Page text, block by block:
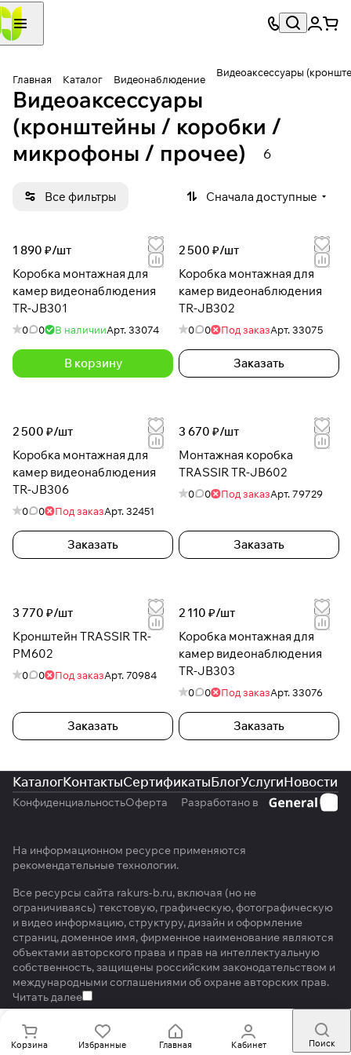
Главная Каталог Видеонаблюдение
Видеоаксессуары
Видеоаксессуары
(кронштейны / коробки /
микрофоны / прочее)
6
Все фильтры Сначала доступные
1 890 ₽/шт
Коробка монтажная для
камер видеонаблюдения
TR-JB301
0 0 В наличииАрт.33074
В корзину
2 500 ₽/шт
Коробка монтажная для
камер видеонаблюдения
TR-JB302
0 0 Под заказАрт.33075
Заказать
2 500 ₽/шт
Коробка монтажная для
камер видеонаблюдения
TR-JB306
0 0 Под заказАрт.32451
Заказать
3 670 ₽/шт
Монтажная коробка
TRASSIR TR-JB602
0 0 Под заказАрт.79729
Заказать
3 770 ₽/шт
Кронштейн TRASSIR TR-
PM602
0 0 Под заказАрт.70984
Заказать
2 110 ₽/шт
Коробка монтажная для
камер видеонаблюдения
TR-JB303
0 0 Под заказАрт.33076
Заказать
Корзина Избранные Главная Кабинет Поиск
КаталогКонтактыСертификатыБлогУслугиНовости
КонфиденциальностьОферта Разработано в
На информационном ресурсе применяются
рекомендательные технологии.
Все ресурсы сайта rakurs-b.ru, включая (но не
ограничиваясь) текстовую, графическую, фотографическую
и видео информацию, структуру, дизайн и оформление
страниц, доменное имя, фирменное наименование являются
объектами авторского права и прав на интеллектуальную
собственность, защищены российским законодательством и
международными соглашениями об охране авторских прав.
Читать далее